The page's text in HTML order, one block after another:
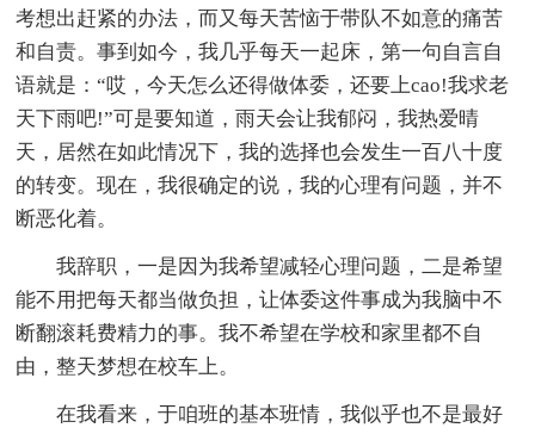
考想出赶紧的办法，而又每天苦恼于带队不如意的痛苦
和自责。事到如今，我几乎每天一起床，第一句自言自
语就是：“哎，今天怎么还得做体委，还要上cao!我求老
天下雨吧!”可是要知道，雨天会让我郁闷，我热爱晴
天，居然在如此情况下，我的选择也会发生一百八十度
的转变。现在，我很确定的说，我的心理有问题，并不
断恶化着。
我辞职，一是因为我希望减轻心理问题，二是希望
能不用把每天都当做负担，让体委这件事成为我脑中不
断翻滚耗费精力的事。我不希望在学校和家里都不自
由，整天梦想在校车上。
在我看来，于咱班的基本班情，我似乎也不是最好